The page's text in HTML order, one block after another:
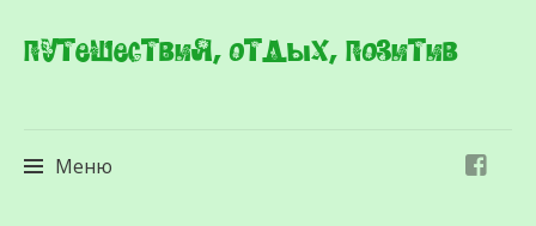
Путешествия, отдых, позитив
Меню